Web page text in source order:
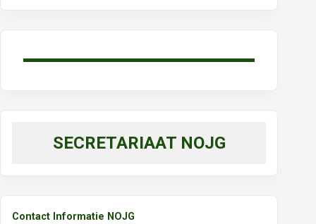
Geen
SECRETARIAAT NOJG
Contact Informatie NOJG